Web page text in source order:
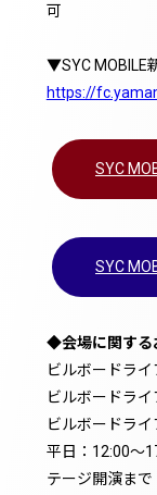
可
▼SYC MOBILE
https://
SYC
SYC
◆会場に関する
ビルボードラ
ビルボードラ
ビルボードラ
平日：12:00～
テージ開演まで